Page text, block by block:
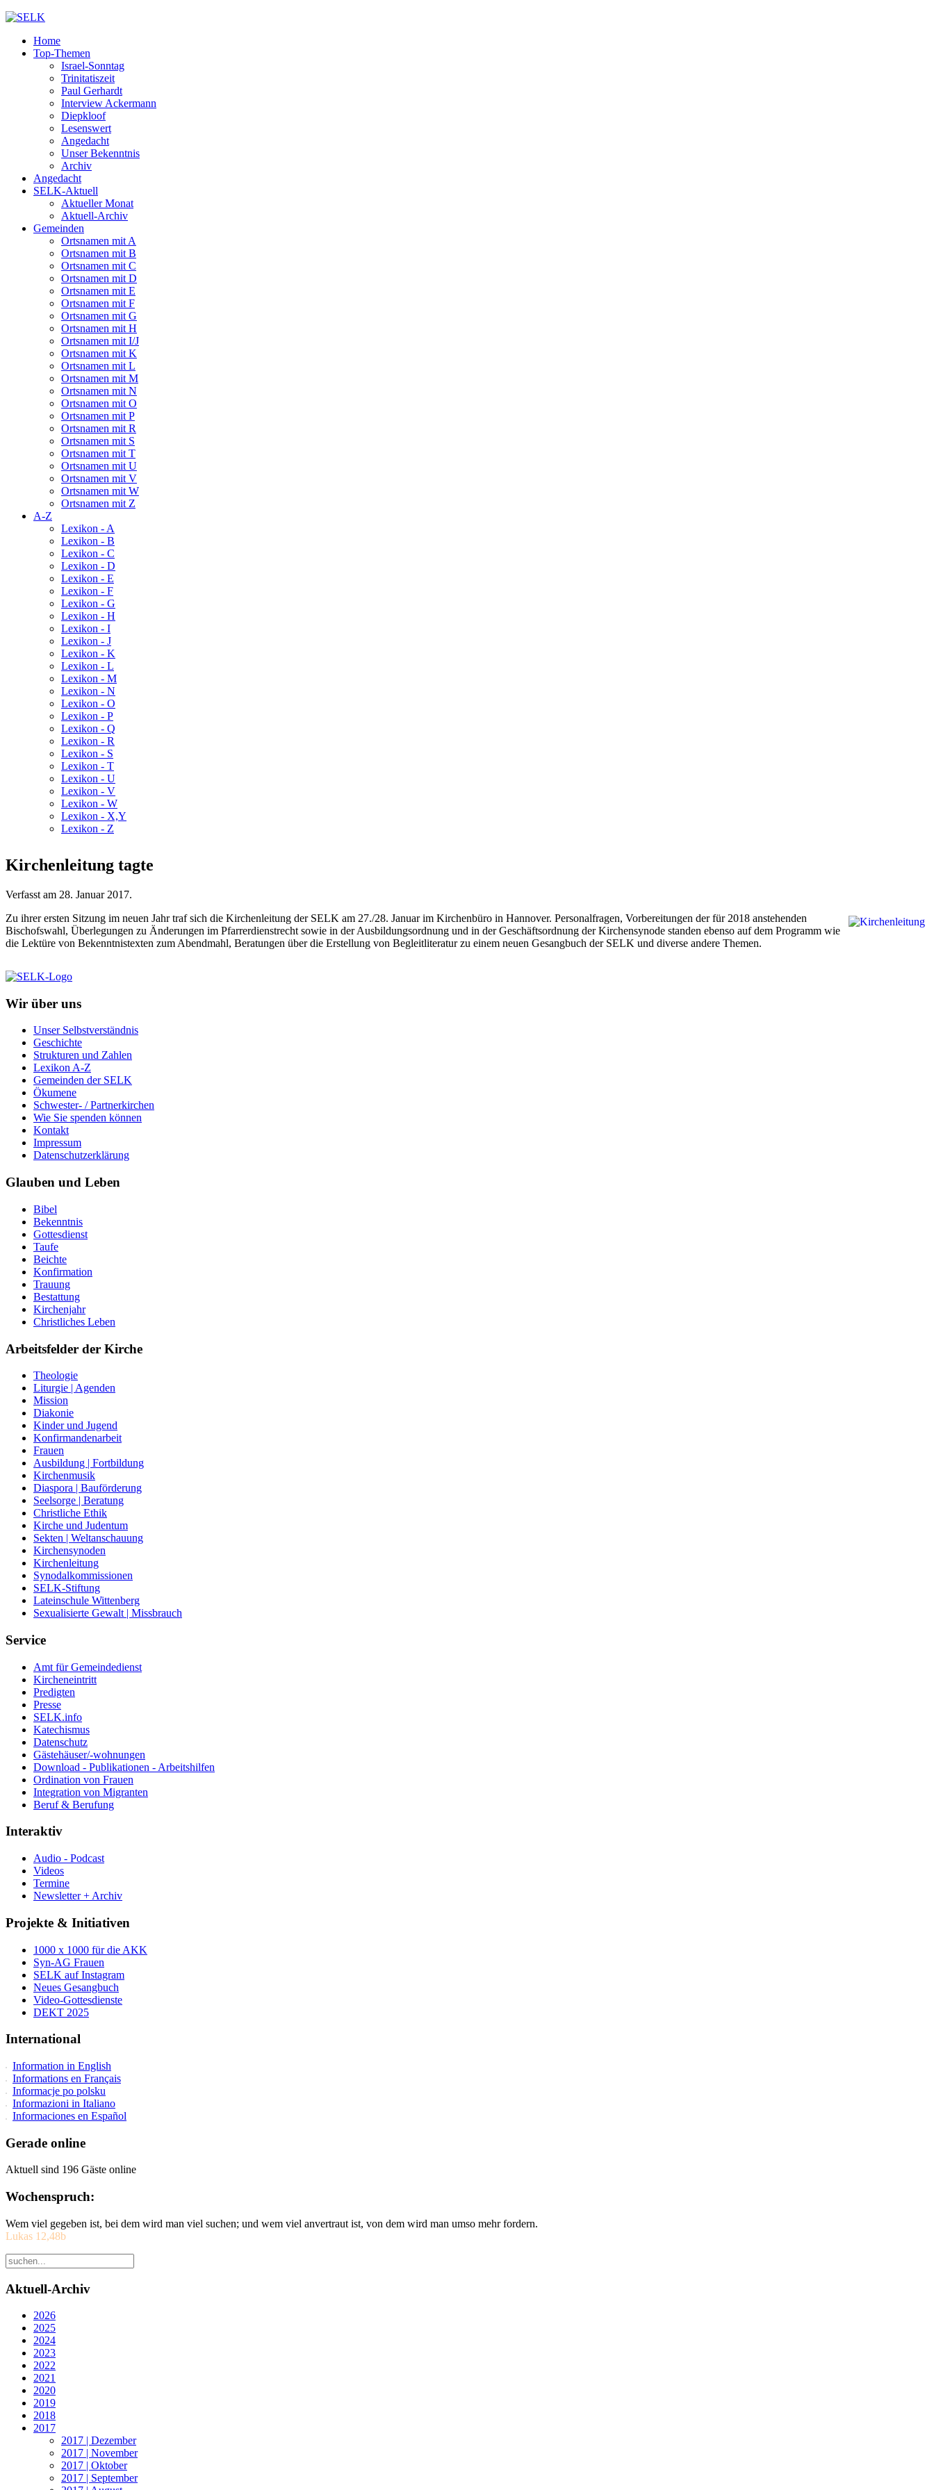
Home
Top-Themen
Israel-Sonntag
Trinitatiszeit
Paul Gerhardt
Interview Ackermann
Diepkloof
Lesenswert
Angedacht
Unser Bekenntnis
Archiv
Angedacht
SELK-Aktuell
Aktueller Monat
Aktuell-Archiv
Gemeinden
Ortsnamen mit A
Ortsnamen mit B
Ortsnamen mit C
Ortsnamen mit D
Ortsnamen mit E
Ortsnamen mit F
Ortsnamen mit G
Ortsnamen mit H
Ortsnamen mit I/J
Ortsnamen mit K
Ortsnamen mit L
Ortsnamen mit M
Ortsnamen mit N
Ortsnamen mit O
Ortsnamen mit P
Ortsnamen mit R
Ortsnamen mit S
Ortsnamen mit T
Ortsnamen mit U
Ortsnamen mit V
Ortsnamen mit W
Ortsnamen mit Z
A-Z
Lexikon - A
Lexikon - B
Lexikon - C
Lexikon - D
Lexikon - E
Lexikon - F
Lexikon - G
Lexikon - H
Lexikon - I
Lexikon - J
Lexikon - K
Lexikon - L
Lexikon - M
Lexikon - N
Lexikon - O
Lexikon - P
Lexikon - Q
Lexikon - R
Lexikon - S
Lexikon - T
Lexikon - U
Lexikon - V
Lexikon - W
Lexikon - X,Y
Lexikon - Z
Kirchenleitung tagte
Verfasst am 28. Januar 2017.
Zu ihrer ersten Sitzung im neuen Jahr traf sich die Kirchenleitung der SELK am 27./28. Januar im Kirchenbüro in Hannover. Personalfragen, Vorbereitungen der für 2018 anstehenden
Bischofswahl, Überlegungen zu Änderungen im Pfarrerdienstrecht sowie in der Ausbildungsordnung und in der Geschäftsordnung der Kirchensynode standen ebenso auf dem Programm wie
die Lektüre von Bekenntnistexten zum Abendmahl, Beratungen über die Erstellung von Begleitliteratur zu einem neuen Gesangbuch der SELK und diverse andere Themen.
Wir über uns
Unser Selbstverständnis
Geschichte
Strukturen und Zahlen
Lexikon A-Z
Gemeinden der SELK
Ökumene
Schwester- / Partnerkirchen
Wie Sie spenden können
Kontakt
Impressum
Datenschutzerklärung
Glauben und Leben
Bibel
Bekenntnis
Gottesdienst
Taufe
Beichte
Konfirmation
Trauung
Bestattung
Kirchenjahr
Christliches Leben
Arbeitsfelder der Kirche
Theologie
Liturgie | Agenden
Mission
Diakonie
Kinder und Jugend
Konfirmandenarbeit
Frauen
Ausbildung | Fortbildung
Kirchenmusik
Diaspora | Bauförderung
Seelsorge | Beratung
Christliche Ethik
Kirche und Judentum
Sekten | Weltanschauung
Kirchensynoden
Kirchenleitung
Synodalkommissionen
SELK-Stiftung
Lateinschule Wittenberg
Sexualisierte Gewalt | Missbrauch
Service
Amt für Gemeindedienst
Kircheneintritt
Predigten
Presse
SELK.info
Katechismus
Datenschutz
Gästehäuser/-wohnungen
Download - Publikationen - Arbeitshilfen
Ordination von Frauen
Integration von Migranten
Beruf & Berufung
Interaktiv
Audio - Podcast
Videos
Termine
Newsletter + Archiv
Projekte & Initiativen
1000 x 1000 für die AKK
Syn-AG Frauen
SELK auf Instagram
Neues Gesangbuch
Video-Gottesdienste
DEKT 2025
International
Information in English
Informations en Français
Informacje po polsku
Informazioni in Italiano
Informaciones en Español
Gerade online
Aktuell sind 196 Gäste online
Wochenspruch:
Wem viel gegeben ist, bei dem wird man viel suchen; und wem viel anvertraut ist, von dem wird man umso mehr fordern.
Lukas 12,48b
Aktuell-Archiv
2026
2025
2024
2023
2022
2021
2020
2019
2018
2017
2017 | Dezember
2017 | November
2017 | Oktober
2017 | September